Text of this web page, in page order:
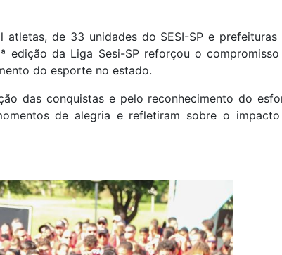
de 33 unidades do SESI-SP e prefeituras
da Liga Sesi-SP reforçou o
do esporte no estado.
das conquistas e pelo reconhecimento do
de alegria e refletiram sobre o